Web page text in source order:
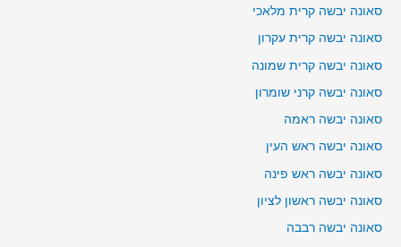
סאונה יבשה קרית מלאכי
סאונה יבשה קרית עקרון
סאונה יבשה קרית שמונה
סאונה יבשה קרני שומרון
סאונה יבשה ראמה
סאונה יבשה ראש העין
סאונה יבשה ראש פינה
סאונה יבשה ראשון לציון
סאונה יבשה רבבה